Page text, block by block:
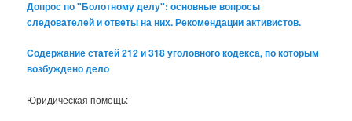
Допрос по "Болотному делу": основные вопросы
следователей и ответы на них. Рекомендации активистов.
Содержание статей 212 и 318 уголовного кодекса, по которым
возбуждено дело
Юридическая помощь: